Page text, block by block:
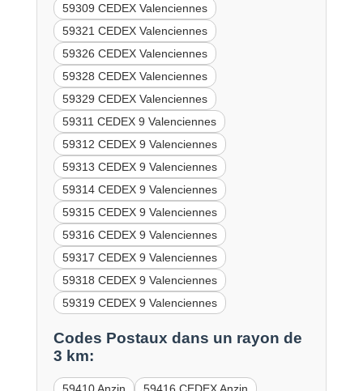
59309 CEDEX Valenciennes
59321 CEDEX Valenciennes
59326 CEDEX Valenciennes
59328 CEDEX Valenciennes
59329 CEDEX Valenciennes
59311 CEDEX 9 Valenciennes
59312 CEDEX 9 Valenciennes
59313 CEDEX 9 Valenciennes
59314 CEDEX 9 Valenciennes
59315 CEDEX 9 Valenciennes
59316 CEDEX 9 Valenciennes
59317 CEDEX 9 Valenciennes
59318 CEDEX 9 Valenciennes
59319 CEDEX 9 Valenciennes
Codes Postaux dans un rayon de
3 km:
59410 Anzin 59416 CEDEX Anzin